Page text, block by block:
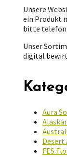
Unsere
ein Produkt
bitte
Unser
digital
Aura
Desert
FES